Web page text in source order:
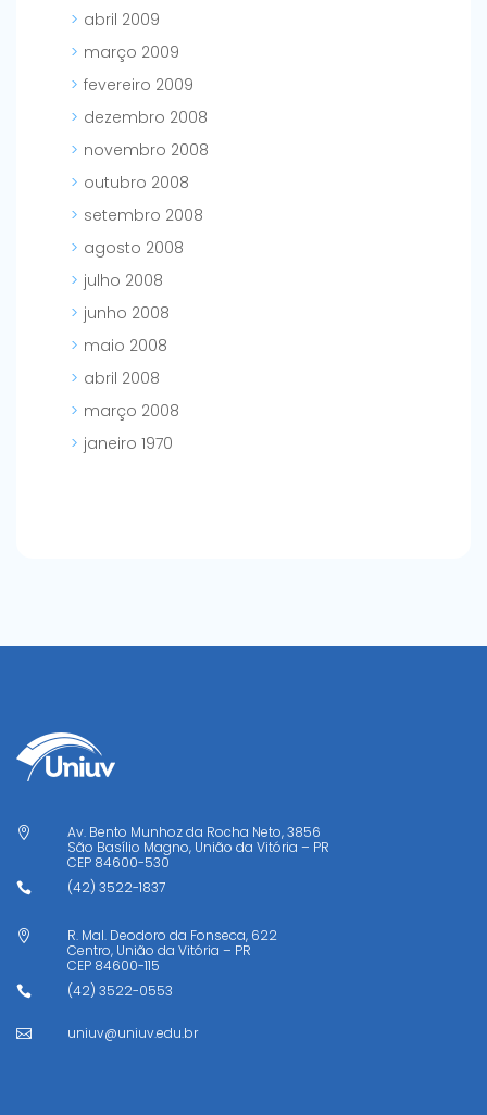
abril 2009
março 2009
fevereiro 2009
dezembro 2008
novembro 2008
outubro 2008
setembro 2008
agosto 2008
julho 2008
junho 2008
maio 2008
abril 2008
março 2008
janeiro 1970

Av. Bento Munhoz da Rocha Neto, 3856
São Basílio Magno, União da Vitória – PR
CEP 84600-530
 (42) 3522-1837

R. Mal. Deodoro da Fonseca, 622
Centro, União da Vitória – PR
CEP 84600-115
 (42) 3522-0553
 uniuv@uniuv.edu.br